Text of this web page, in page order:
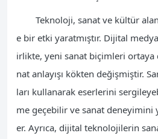
Teknoloji, sanat ve kültür
e bir etki yaratmıştır. Dijital
irlikte, yeni sanat biçimleri ortaya
nat anlayışı kökten değişmiştir.
ları kullanarak eserlerini
me geçebilir ve sanat deneyimini
er. Ayrıca, dijital teknolojilerin